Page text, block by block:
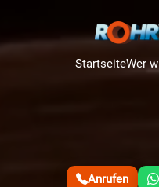
StartseiteWer
Anrufen